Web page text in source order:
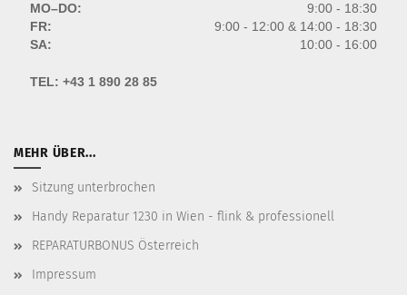
MO–DO:
9:00 - 18:30
FR:
9:00 - 12:00 & 14:00 - 18:30
SA:
10:00 - 16:00
TEL: +43 1 890 28 85
MEHR ÜBER...
Sitzung unterbrochen
Handy Reparatur 1230 in Wien - flink & professionell
REPARATURBONUS Österreich
Impressum